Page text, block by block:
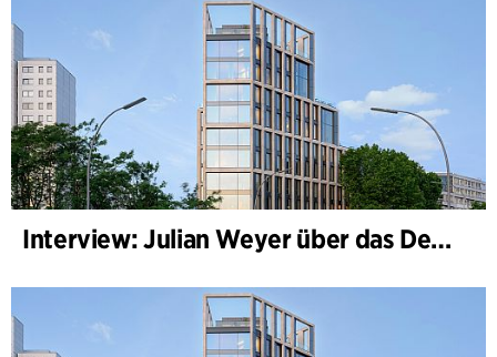
Interview: Julian Weyer über das Design von B-One